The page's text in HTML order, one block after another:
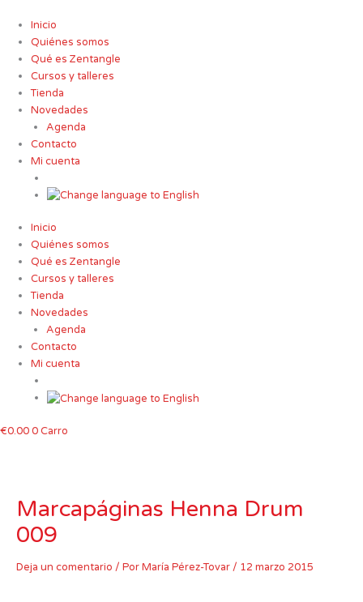
contenido
Inicio
Quiénes somos
Qué es Zentangle
Cursos y talleres
Tienda
Novedades
Agenda
Contacto
Mi cuenta
Inicio
Quiénes somos
Qué es Zentangle
Cursos y talleres
Tienda
Novedades
Agenda
Contacto
Mi cuenta
€0.000Carro
Marcapáginas Henna Drum
009
Deja un comentario / PorMaría Pérez-Tovar / 12 marzo 2015